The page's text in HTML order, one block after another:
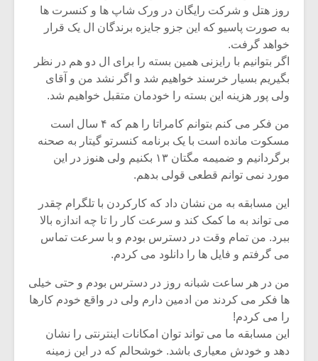
روز هتل و شرکت رایگان در ورک شاپ ها و کنسرت ها
به صورت پاسیو که این جزو جایزه برندگان ال یک قرار
خواهد گرفت.
اگر بتوانیم با رایزنی همین بسته را برای ال دو هم در نظر
بگیریم بسیار خرسند خواهیم شد و اگر نشد من و آقای
ولی پور هزینه این بسته را خودمان متقبل خواهیم شد.
من فکر می کنم بتوانم کامراتا را هم که ۴ سال است
مسکوت مانده است با یک برنامه کنسرتو گیتار به صحنه
برگردانیم و ضمیمه مگتان ۱۳ بکنیم ولی هنوز در این
مورد نمی توانم قطعی قولی بدهم.
این مسابقه به من نشان داد که کارکردن با تلگرام چقدر
می تواند به ما کمک کند و سرعت کار را تا چه اندازه بالا
ببرد. من تمام وقت در دسترس بودم و با سرعت تماس
می گرفتم و فایل ها را دانلود می کردم.
من در هر ساعت شبانه روز در دسترس بودم و حتی خیلی
ها فکر می کردند من ادمین دارم ولی در واقع خودم کارها
را می کردم!
این مسابقه ما می تواند توان امکانات اینترنتی را نشان
دهد و خودش معیاری باشد. خوشحالم که در این زمینه